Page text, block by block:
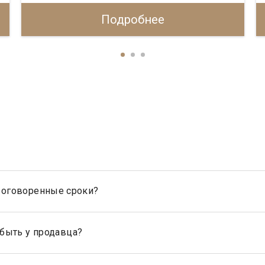
Подробнее
оговоренные сроки?
у продавца?